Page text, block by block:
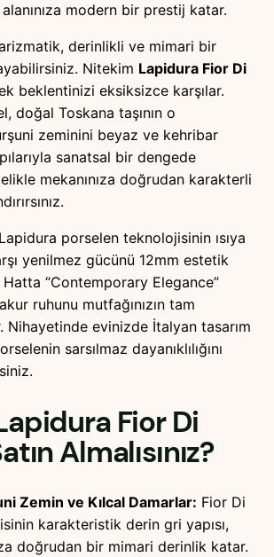
modern bir prestij katar.
derinlikli ve mimari bir
Nitekim Lapidura Fior Di
beklentinizi eksiksizce karşılar.
doğal Toskana taşının o
zeminini beyaz ve kehribar
sanatsal bir dengede
mekanınıza doğrudan karakterli
porselen teknolojisinin ısıya
yenilmez gücünü 12mm estetik
Hatta “Contemporary Elegance”
ruhunu mutfağınızın tam
Nihayetinde evinizde İtalyan tasarım
sarsılmaz dayanıklılığını
Fior Di
Almalısınız?
Zemin ve Kılcal Damarlar: Fior Di
karakteristik derin gri yapısı,
doğrudan bir mimari derinlik katar.